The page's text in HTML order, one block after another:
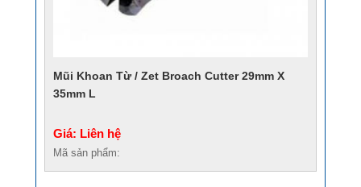
Mũi Khoan Từ / Zet Broach Cutter 29mm X
35mm L
Giá: Liên hệ
Mã sản phẩm: